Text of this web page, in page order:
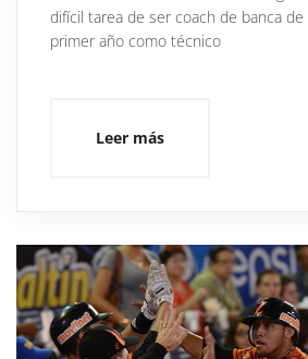
difícil tarea de ser coach de banca de
primer año como técnico
Leer más